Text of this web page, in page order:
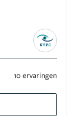
10 ervaringen